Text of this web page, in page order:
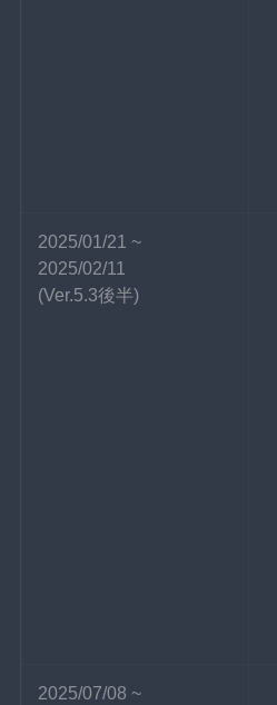
2025/01/21 ~
2025/02/11
(Ver.5.3後半)
2025/07/08 ~